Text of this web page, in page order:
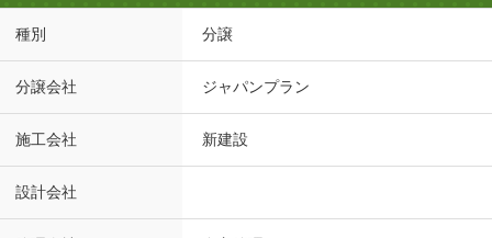
種別 分譲
分譲会社 ジャパンプラン
施工会社 新建設
設計会社